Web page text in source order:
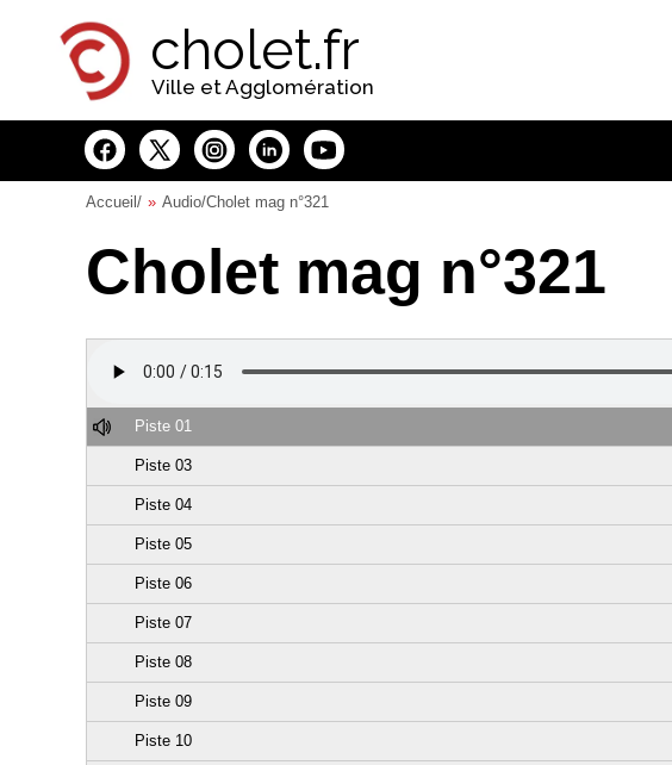
cholet.fr
Ville et Agglomération
Accueil / Audio/Cholet mag n°321
Cholet mag n°321
Piste 01
Piste 03
Piste 04
Piste 05
Piste 06
Piste 07
Piste 08
Piste 09
Piste 10